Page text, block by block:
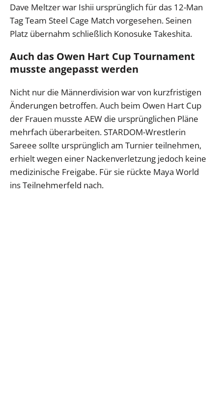
Dave Meltzer war Ishii ursprünglich für das 12-Man
Tag Team Steel Cage Match vorgesehen. Seinen
Platz übernahm schließlich Konosuke Takeshita.
Auch das Owen Hart Cup Tournament
musste angepasst werden
Nicht nur die Männerdivision war von kurzfristigen
Änderungen betroffen. Auch beim Owen Hart Cup
der Frauen musste AEW die ursprünglichen Pläne
mehrfach überarbeiten. STARDOM-Wrestlerin
Sareee sollte ursprünglich am Turnier teilnehmen,
erhielt wegen einer Nackenverletzung jedoch keine
medizinische Freigabe. Für sie rückte Maya World
ins Teilnehmerfeld nach.